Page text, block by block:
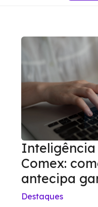
Comex:
antecipa
Destaques